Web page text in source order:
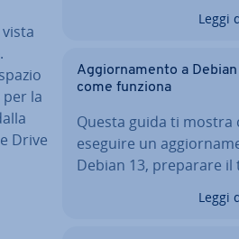
.
per la
Drive
Leggi
Ag­gior­na­men­to a Debian
come funziona
Questa guida ti mostra
eseguire un
Debian 13, preparare
Leggi